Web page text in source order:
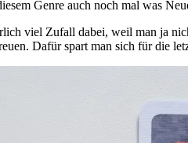
Genre auch noch mal was
viel Zufall dabei, weil man ja
Dafür spart man sich für die